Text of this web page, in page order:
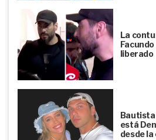
La
liberado
está
desde la